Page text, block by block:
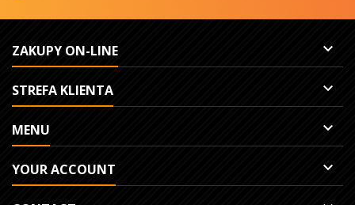
ZAKUPY ON-LINE 
STREFA KLIENTA 
MENU 
YOUR ACCOUNT 